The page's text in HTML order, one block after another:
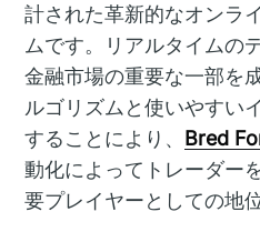
計された革新的なオンラ
ムです。リアルタイムの
金融市場の重要な一部を
ルゴリズムと使いやすい
することにより、 Bred
動化によってトレーダー
要プレイヤーとしての地